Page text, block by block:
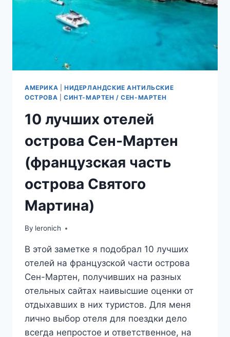
АМЕРИКА
НИДЕРЛАНДСКИЕ АНТИЛЬСКИЕ
ОСТРОВА
СИНТ-МАРТЕН / СЕН-МАРТЕН
10 лучших отелей
острова Сен-Мартен
(французская часть
острова Святого
Мартина)
By leronich
В этой заметке я подобрал 10 лучших
отелей на французской части острова
Сен-Мартен, получивших на разных
отельных сайтах наивысшие оценки от
отдыхавших в них туристов. Для меня
лично выбор отеля для поездки дело
всегда непростое и ответственное, на